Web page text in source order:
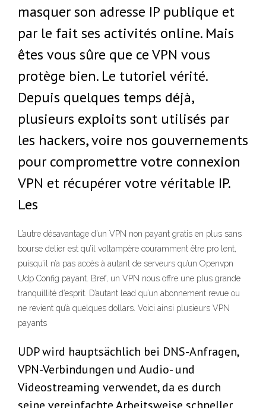
masquer son adresse IP publique et
par le fait ses activités online. Mais
êtes vous sûre que ce VPN vous
protège bien. Le tutoriel vérité.
Depuis quelques temps déjà,
plusieurs exploits sont utilisés par
les hackers, voire nos gouvernements
pour compromettre votre connexion
VPN et récupérer votre véritable IP.
Les
L’autre désavantage d’un VPN non payant gratis en plus sans
bourse delier est qu’il voltampère couramment être pro lent,
puisqu’il n’a pas accès à autant de serveurs qu’un Openvpn
Udp Config payant. Bref, un VPN nous offre une plus grande
tranquillité d’esprit. D’autant lead qu’un abonnement revue ou
ne revient qu’à quelques dollars. Voici ainsi plusieurs VPN
payants
UDP wird hauptsächlich bei DNS-Anfragen,
VPN-Verbindungen und Audio- und
Videostreaming verwendet, da es durch